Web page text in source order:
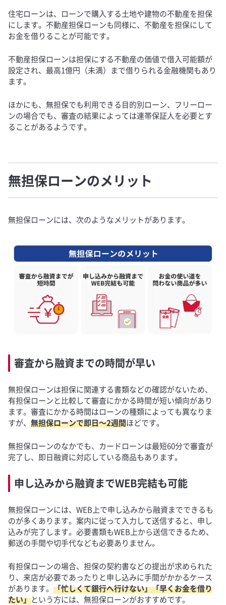
住宅ローンは、ローンで購入する土地や建物の不動産を担保
にします。不動産担保ローンも同様に、不動産を担保にして
お金を借りることが可能です。
不動産担保ローンは担保にする不動産の価値で借入可能額が
設定され、最高1億円（未満）まで借りられる金融機関もあり
ます。
ほかにも、無担保でも利用できる目的別ローン、フリーロー
ンの場合でも、審査の結果によっては連帯保証人を必要とす
ることがあるようです。
無担保ローンのメリット
無担保ローンには、次のようなメリットがあります。
審査から融資までの時間が早い
無担保ローンは担保に関連する書類などの確認がないため、
有担保ローンと比較して審査にかかる時間が短い傾向があり
ます。審査にかかる時間はローンの種類によっても異なりま
すが、 無担保ローンで即日～2週間ほどです。
無担保ローンのなかでも、カードローンは最短60分で審査が
完了し、即日融資に対応している商品もあります。
申し込みから融資までWEB完結も可能
無担保ローンには、WEB上で申し込みから融資までできるも
のが多くあります。案内に従って入力して送信すると、申し
込みが完了します。必要書類もWEB上から送信できるため、
郵送の手間や切手代なども必要ありません。
有担保ローンの場合、担保の契約書などの提出が求められた
り、来店が必要であったりと申し込みに手間がかかるケース
があります。 「忙しくて銀行へ行けない」「早くお金を借り
たい」という方には、無担保ローンがおすすめです。